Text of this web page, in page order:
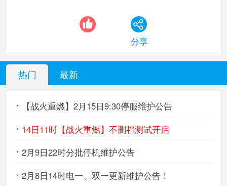
分享
热门 最新
【战火重燃】2月15日9:30停服维护公告
14日11时【战火重燃】不删档测试开启
2月9日22时分批停机维护公告
2月8日14时电一、双一更新维护公告！